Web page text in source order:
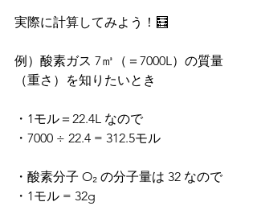
実際に計算してみよう！🧮
例）酸素ガス 7㎥（＝7000L）の質量
（重さ）を知りたいとき
・1モル＝22.4L なので
・7000 ÷ 22.4 = 312.5モル
・酸素分子 O₂ の分子量は 32 なので
・1モル = 32g